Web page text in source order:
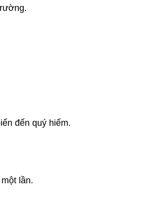
đến quý hiếm.
lần.